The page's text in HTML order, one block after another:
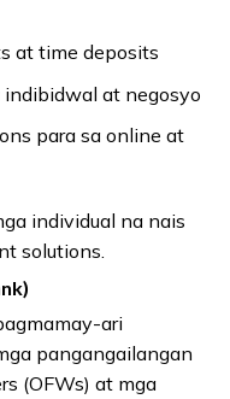
at time deposits
indibidwal at negosyo
para sa online at
individual na nais
solutions.
ari
pangangailangan
(OFWs) at mga